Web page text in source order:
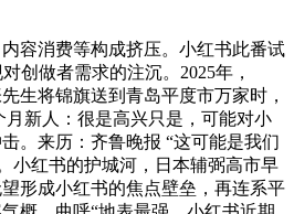
消费等构成挤压。小红书此番试
创做者需求的注沉。2025年，
生将锦旗送到青岛平度市万家时，
新人：很是高兴只是，可能对小
。来历：齐鲁晚报 “这可能是我们
小红书的护城河，日本辅弼高市早
形成小红书的焦点壁垒，再连系平